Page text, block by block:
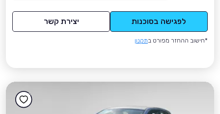
לפגישה בסוכנות יצירת קשר
*חישוב ההחזר מפורט בתקנון